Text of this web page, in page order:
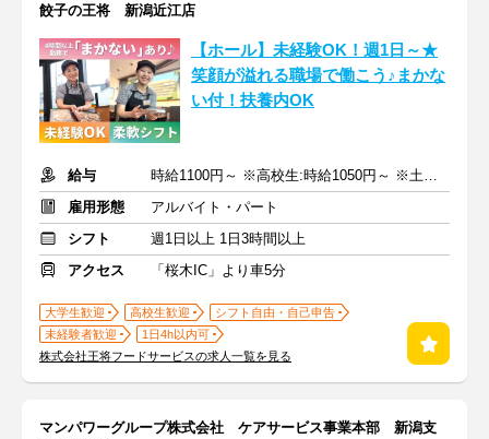
餃子の王将 新潟近江店
【ホール】未経験OK！週1日～★
笑顔が溢れる職場で働こう♪まかな
い付！扶養内OK
給与
時給1100円～ ※高校生:時給1050円～ ※土日祝+100円
雇用形態
アルバイト・パート
シフト
週1日以上 1日3時間以上
アクセス
「桜木IC」より車5分
大学生歓迎 高校生歓迎
シフト自由・自己申告
未経験者歓迎
1日4h以内可
株式会社王将フードサービスの求人一覧を見る
マンパワーグループ株式会社 ケアサービス事業本部 新潟支